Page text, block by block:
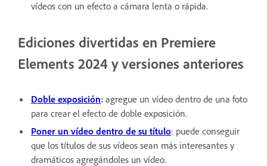
vídeos con un efecto a cámara lenta o rápida.
Ediciones divertidas en Premiere
Elements 2024 y versiones anteriores
Doble exposición: agregue un vídeo dentro de una foto
para crear el efecto de doble exposición.
Poner un vídeo dentro de su título: puede conseguir
que los títulos de sus vídeos sean más interesantes y
dramáticos agregándoles un vídeo.